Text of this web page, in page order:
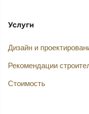
Услуги
Дизайн и
Рекомендации
Стоимость